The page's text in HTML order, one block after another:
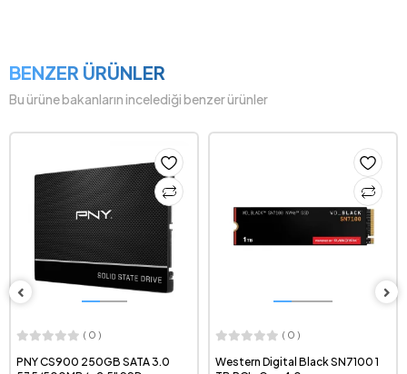
BENZER ÜRÜNLER
Bu ürüne bakanların incelediği benzer ürünler
( 0 )
PNY CS900 250GB SATA 3.0
( 0 )
Western Digital Black SN7100 1